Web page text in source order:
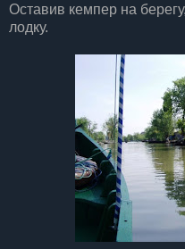
Оставив кемпер на
лодку.